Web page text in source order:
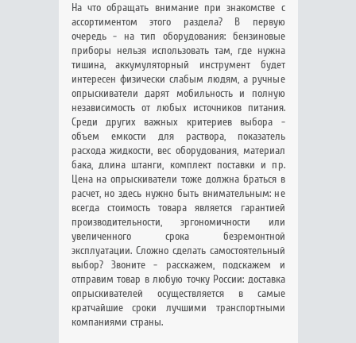
На что обращать внимание при знакомстве с
ассортиментом этого раздела? В первую
очередь - на тип оборудования: бензиновые
приборы нельзя использовать там, где нужна
тишина, аккумуляторный инструмент будет
интересен физически слабым людям, а ручные
опрыскиватели дарят мобильность и полную
независимость от любых источников питания.
Среди других важных критериев выбора -
объем емкости для раствора, показатель
расхода жидкости, вес оборудования, материал
бака, длина штанги, комплект поставки и пр.
Цена на опрыскиватели тоже должна браться в
расчет, но здесь нужно быть внимательным: не
всегда стоимость товара является гарантией
производительности, эргономичности или
увеличенного срока безремонтной
эксплуатации. Сложно сделать самостоятельный
выбор? Звоните - расскажем, подскажем и
отправим товар в любую точку России: доставка
опрыскивателей осуществляется в самые
кратчайшие сроки лучшими транспортными
компаниями страны.